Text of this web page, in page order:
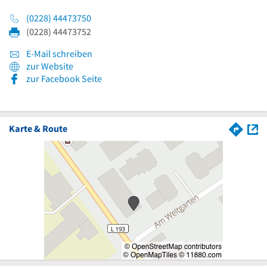
(0228) 44473750
(0228) 44473752
E-Mail schreiben
zur Website
zur Facebook Seite
Karte & Route